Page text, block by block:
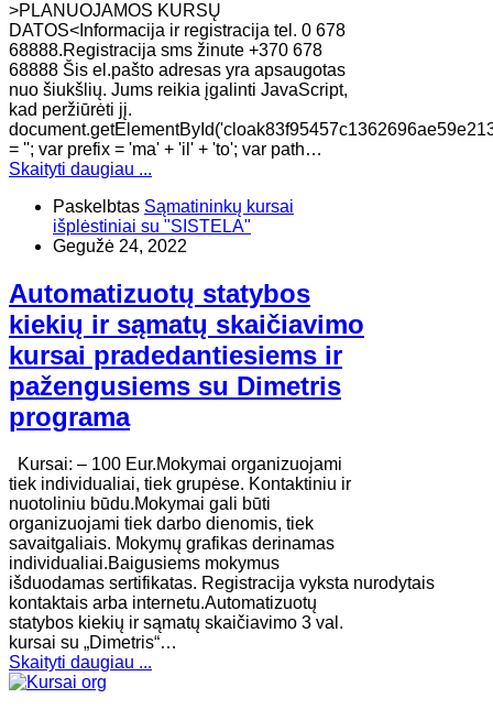
>PLANUOJAMOS KURSŲ
DATOS<Informacija ir registracija tel. 0 678
68888.Registracija sms žinute +370 678
68888 Šis el.pašto adresas yra apsaugotas
nuo šiukšlių. Jums reikia įgalinti JavaScript,
kad peržiūrėti jį.
= ''; var prefix = 'ma' + 'il' + 'to'; var path…
Skaityti daugiau ...
Paskelbtas Sąmatininkų kursai
išplėstiniai su "SISTELA"
Gegužė 24, 2022
Automatizuotų statybos
kiekių ir sąmatų skaičiavimo
kursai pradedantiesiems ir
pažengusiems su Dimetris
programa
Kursai: – 100 Eur.Mokymai organizuojami
tiek individualiai, tiek grupėse. Kontaktiniu ir
nuotoliniu būdu.Mokymai gali būti
organizuojami tiek darbo dienomis, tiek
savaitgaliais. Mokymų grafikas derinamas
individualiai.Baigusiems mokymus
išduodamas sertifikatas. Registracija vyksta nurodytais
kontaktais arba internetu.Automatizuotų
statybos kiekių ir sąmatų skaičiavimo 3 val.
kursai su „Dimetris“…
Skaityti daugiau ...